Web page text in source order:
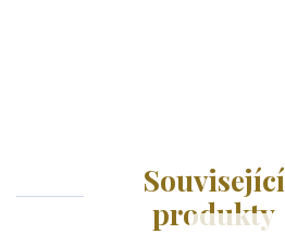
Související
produkty